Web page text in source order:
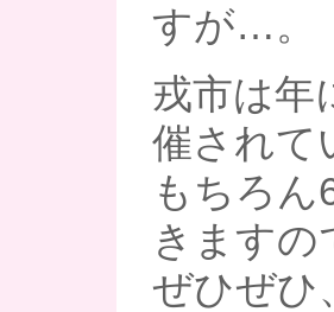
すが…。
戎市は年
催され
もちろ
きますの
ぜひぜひ